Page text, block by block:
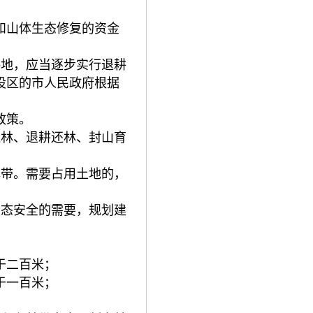
山体生态修复的资金
，应当逐步实行退耕
区的市人民政府根据
。
、退耕还林、封山育
。需要占用土地的，
安全的需要，规划建
百米；
百米；